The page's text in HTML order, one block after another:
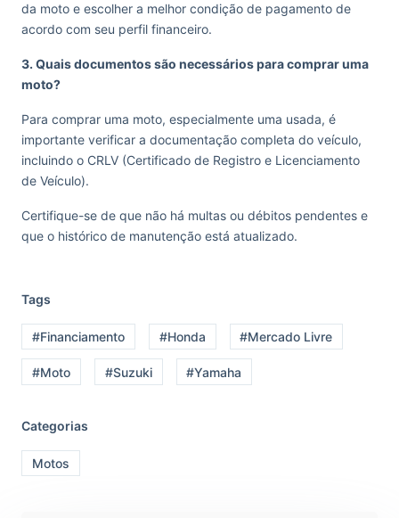
da moto e escolher a melhor condição de pagamento de
acordo com seu perfil financeiro.
3. Quais documentos são necessários para comprar uma
moto?
Para comprar uma moto, especialmente uma usada, é
importante verificar a documentação completa do veículo,
incluindo o CRLV (Certificado de Registro e Licenciamento
de Veículo).
Certifique-se de que não há multas ou débitos pendentes e
que o histórico de manutenção está atualizado.
Tags
#Financiamento #Honda #Mercado Livre
#Moto #Suzuki #Yamaha
Categorias
Motos